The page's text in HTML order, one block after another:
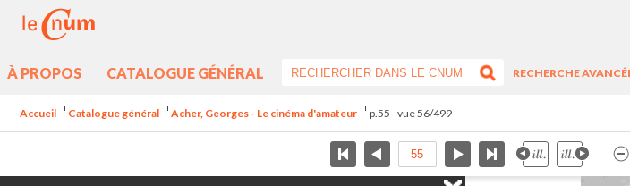
À PROPOS CATALOGUE GÉNÉRAL
RECHERCHE
Accueil Catalogue général Acher, Georges - Le cinéma d'amateur p.55 - vue 56/499